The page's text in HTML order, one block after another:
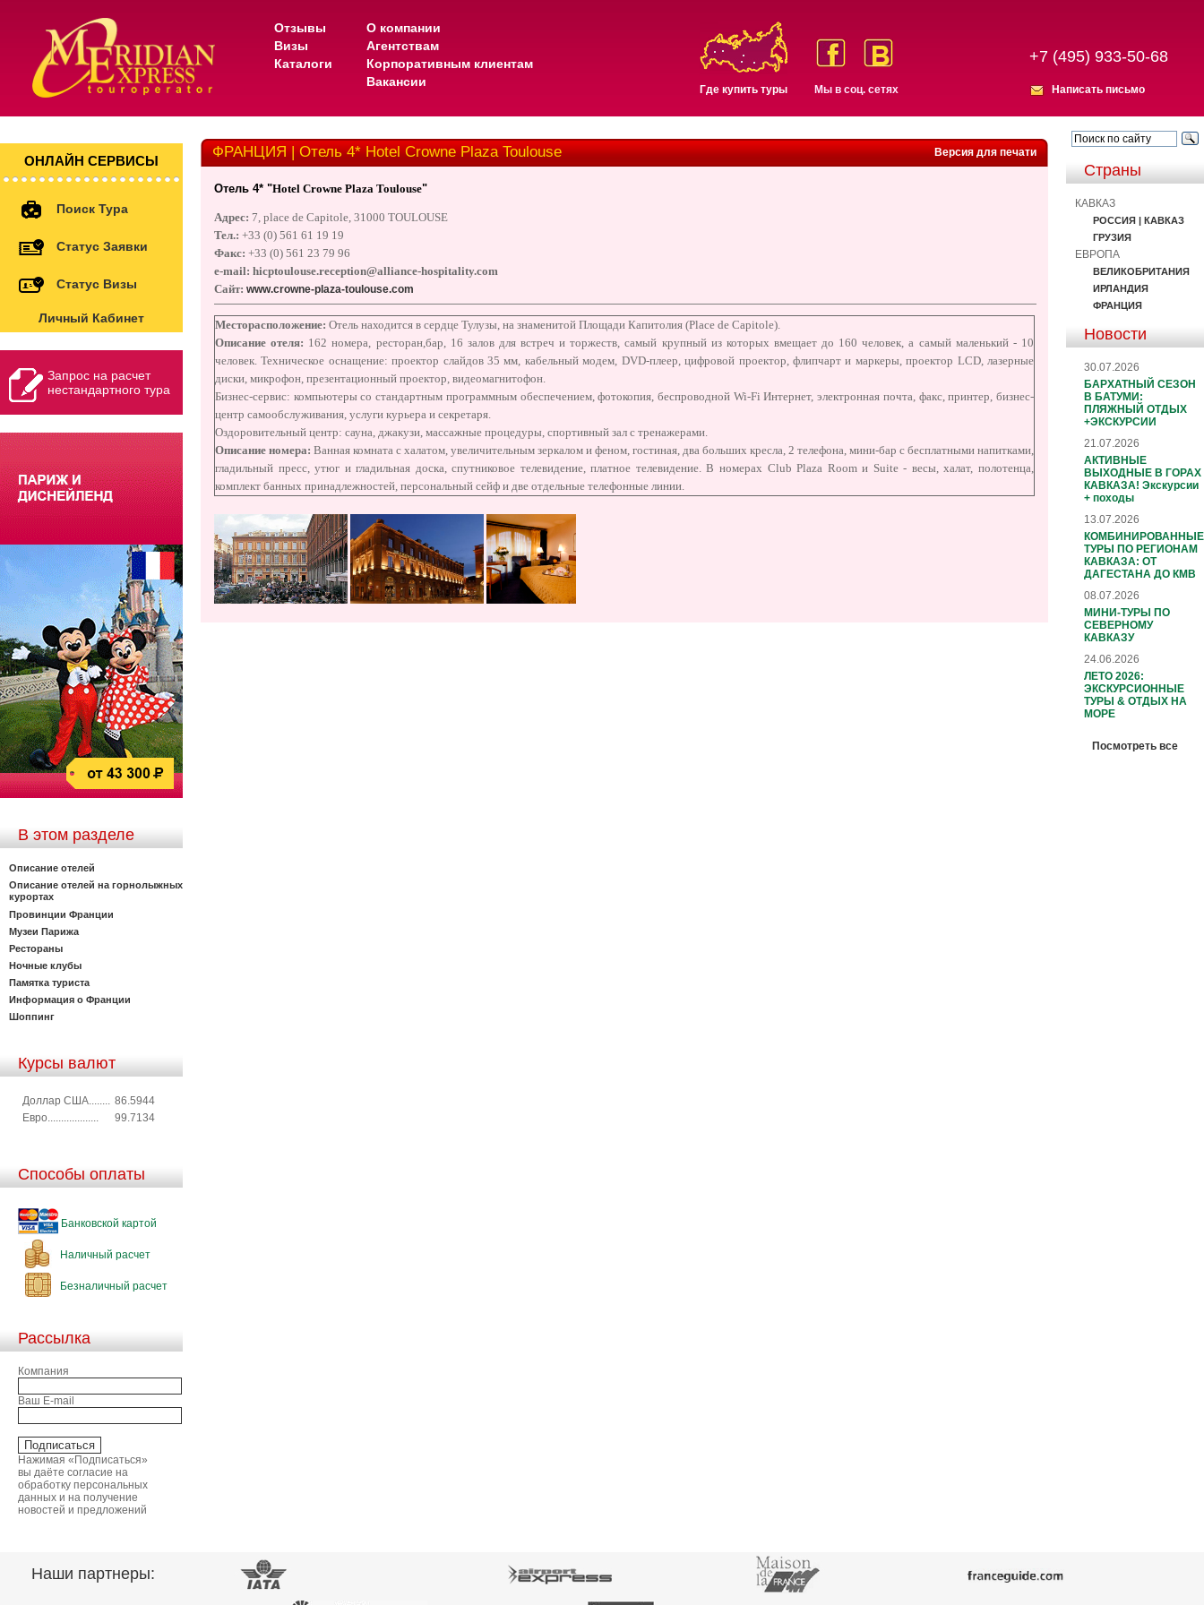
Отзывы
Визы
Каталоги
О компании
Агентствам
Корпоративным клиентам
Вакансии
Где купить туры Мы в соц. сетях
+7 (495) 933-50-68
Написать письмо
ОНЛАЙН СЕРВИСЫ
Поиск Тура
Статус Заявки
Статус Визы
Личный Кабинет
Запрос на расчет
нестандартного тура
В этом разделе
Описание отелей
Описание отелей на горнолыжных
курортах
Провинции Франции
Музеи Парижа
Рестораны
Ночные клубы
Памятка туриста
Информация о Франции
Шоппинг
Курсы валют
Доллар США........ 86.5944
Евро...................
99.7134
Способы оплаты
Банковской картой
Наличный расчет
Безналичный расчет
Рассылка
Компания
Ваш E-mail
Нажимая «Подписаться»
вы даёте согласие на
обработку персональных
данных и на получение
новостей и предложений
Версия для печати
ФРАНЦИЯ | Отель 4* Hotel Crowne Plaza Toulouse
Отель 4* "Hotel Crowne Plaza Toulouse"
Адрес: 7, place de Capitole, 31000 TOULOUSE
Тел.: +33 (0) 561 61 19 19
Факс: +33 (0) 561 23 79 96
e-mail: hicptoulouse.reception@alliance-hospitality.com
Сайт: www.crowne-plaza-toulouse.com
Месторасположение: Отель находится в сердце Тулузы, на знаменитой Площади Капитолия (Place de Capitole).
Описание отеля: 162 номера, ресторан,бар, 16 залов для встреч и торжеств, самый крупный из которых вмещает до 160 человек, а самый маленький - 10
человек. Техническое оснащение: проектор слайдов 35 мм, кабельный модем, DVD-плеер, цифровой проектор, флипчарт и маркеры, проектор LCD, лазерные
диски, микрофон, презентационный проектор, видеомагнитофон.
Бизнес-сервис: компьютеры со стандартным программным обеспечением, фотокопия, беспроводной Wi-Fi Интернет, электронная почта, факс, принтер, бизнес-
центр самообслуживания, услуги курьера и секретаря.
Оздоровительный центр: сауна, джакузи, массажные процедуры, спортивный зал с тренажерами.
Описание номера: Ванная комната с халатом, увеличительным зеркалом и феном, гостиная, два больших кресла, 2 телефона, мини-бар с бесплатными напитками,
гладильный пресс, утюг и гладильная доска, спутниковое телевидение, платное телевидение. В номерах Club Plaza Room и Suite - весы, халат, полотенца,
комплект банных принадлежностей, персональный сейф и две отдельные телефонные линии.
Страны
КАВКАЗ
РОССИЯ | КАВКАЗ
ГРУЗИЯ
ЕВРОПА
ВЕЛИКОБРИТАНИЯ
ИРЛАНДИЯ
ФРАНЦИЯ
Новости
30.07.2026
БАРХАТНЫЙ СЕЗОН
В БАТУМИ:
ПЛЯЖНЫЙ ОТДЫХ
+ЭКСКУРСИИ
21.07.2026
АКТИВНЫЕ
ВЫХОДНЫЕ В ГОРАХ
КАВКАЗА! Экскурсии
+ походы
13.07.2026
КОМБИНИРОВАННЫЕ
ТУРЫ ПО РЕГИОНАМ
КАВКАЗА: ОТ
ДАГЕСТАНА ДО КМВ
08.07.2026
МИНИ-ТУРЫ ПО
СЕВЕРНОМУ
КАВКАЗУ
24.06.2026
ЛЕТО 2026:
ЭКСКУРСИОННЫЕ
ТУРЫ & ОТДЫХ НА
МОРЕ
Посмотреть все
Наши партнеры: